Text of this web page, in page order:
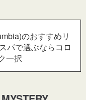
のおすすめリ
パで選ぶならコロ
一択